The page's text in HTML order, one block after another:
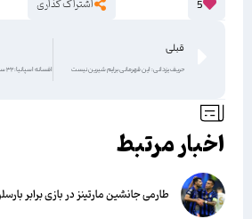
5
قبلی
حریف یزدانی: این قهرمانی برایم شیرین نیست
اخبار مرتبط
طارمی جانشین مارتینز در بازی برابر بارسلونا